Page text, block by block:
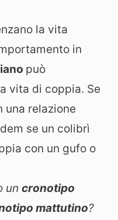
la vita
in
può
vita di coppia. Se
una relazione
se un colibrì
con un gufo o
un cronotipo
mattutino?